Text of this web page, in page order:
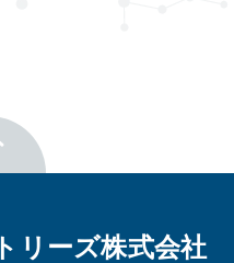
リーズ株式会社